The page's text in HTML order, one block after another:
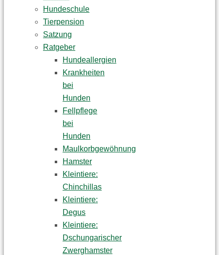
Hundeschule
Tierpension
Satzung
Ratgeber
Hundeallergien
Krankheiten
bei
Hunden
Fellpflege
bei
Hunden
Maulkorbgewöhnung
Hamster
Kleintiere:
Chinchillas
Kleintiere:
Degus
Kleintiere:
Dschungarischer
Zwerghamster